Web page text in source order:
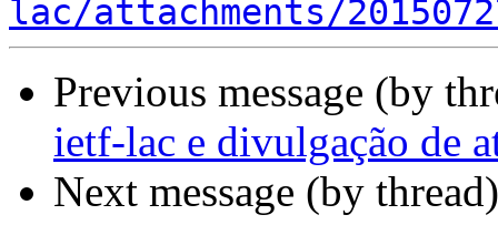
lac/attachments/
Previous message (by
ietf-lac e divulgação de
Next message (by